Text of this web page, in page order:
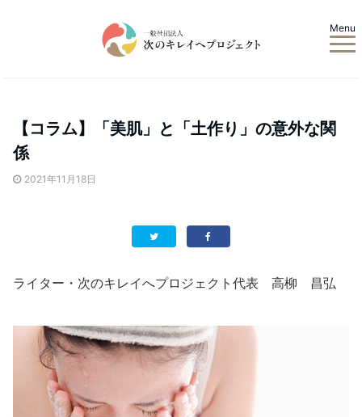
Menu
【コラム】「美肌」と「土作り」の意外な関
係
2021年11月18日
ライター・次のキレイへプロジェクト代表 高柳 昌弘